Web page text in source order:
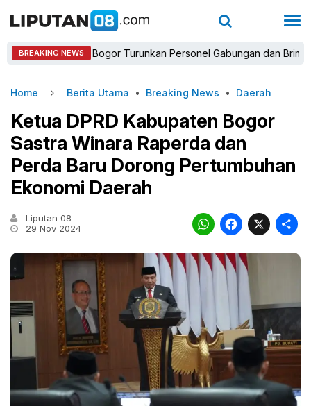
BREAKING NEWS
Kapolres Bogor Turunkan Personel Gabungan dan Brimob,
Home Berita Utama • Breaking News • Daerah
Ketua DPRD Kabupaten Bogor
Sastra Winara Raperda dan
Perda Baru Dorong Pertumbuhan
Ekonomi Daerah
Liputan 08
29 Nov 2024
X